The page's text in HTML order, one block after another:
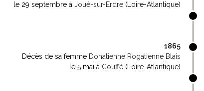
le 29 septembre à Joué-sur-Erdre (Loire-Atlantique)
1865
Décès de sa femme Donatienne Rogatienne Blais
le 5 mai à Couffé (Loire-Atlantique)